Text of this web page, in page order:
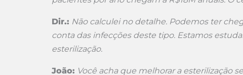
Dir.: Não calculei no detalhe. Podemos ter
conta das infecções deste tipo. Estamos
esterilização.
João: Você acha que melhorar a esterilização